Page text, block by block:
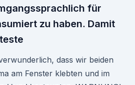
für
zu haben. Damit
dass wir beiden
am Fenster klebten und im